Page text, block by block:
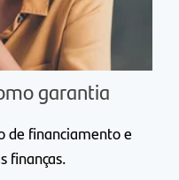
garantia
de financiamento e
finanças.